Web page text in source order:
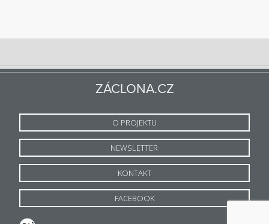
ZÁCLONA.CZ
O PROJEKTU
NEWSLETTER
KONTAKT
FACEBOOK